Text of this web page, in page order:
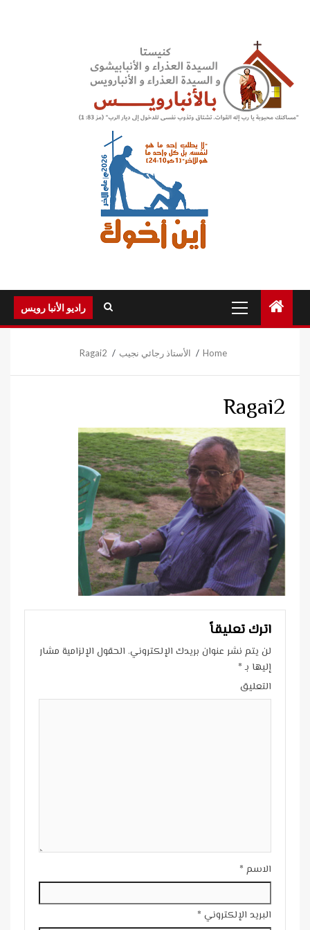
Menu
راديو الأنبا رويس
Home الأستاذ رجائي نجيب Ragai2
Ragai2
اترك تعليقاً
لن يتم نشر عنوان بريدك الإلكتروني. الحقول الإلزامية مشار
إليها بـ*
التعليق
الاسم *
البريد الإلكتروني *